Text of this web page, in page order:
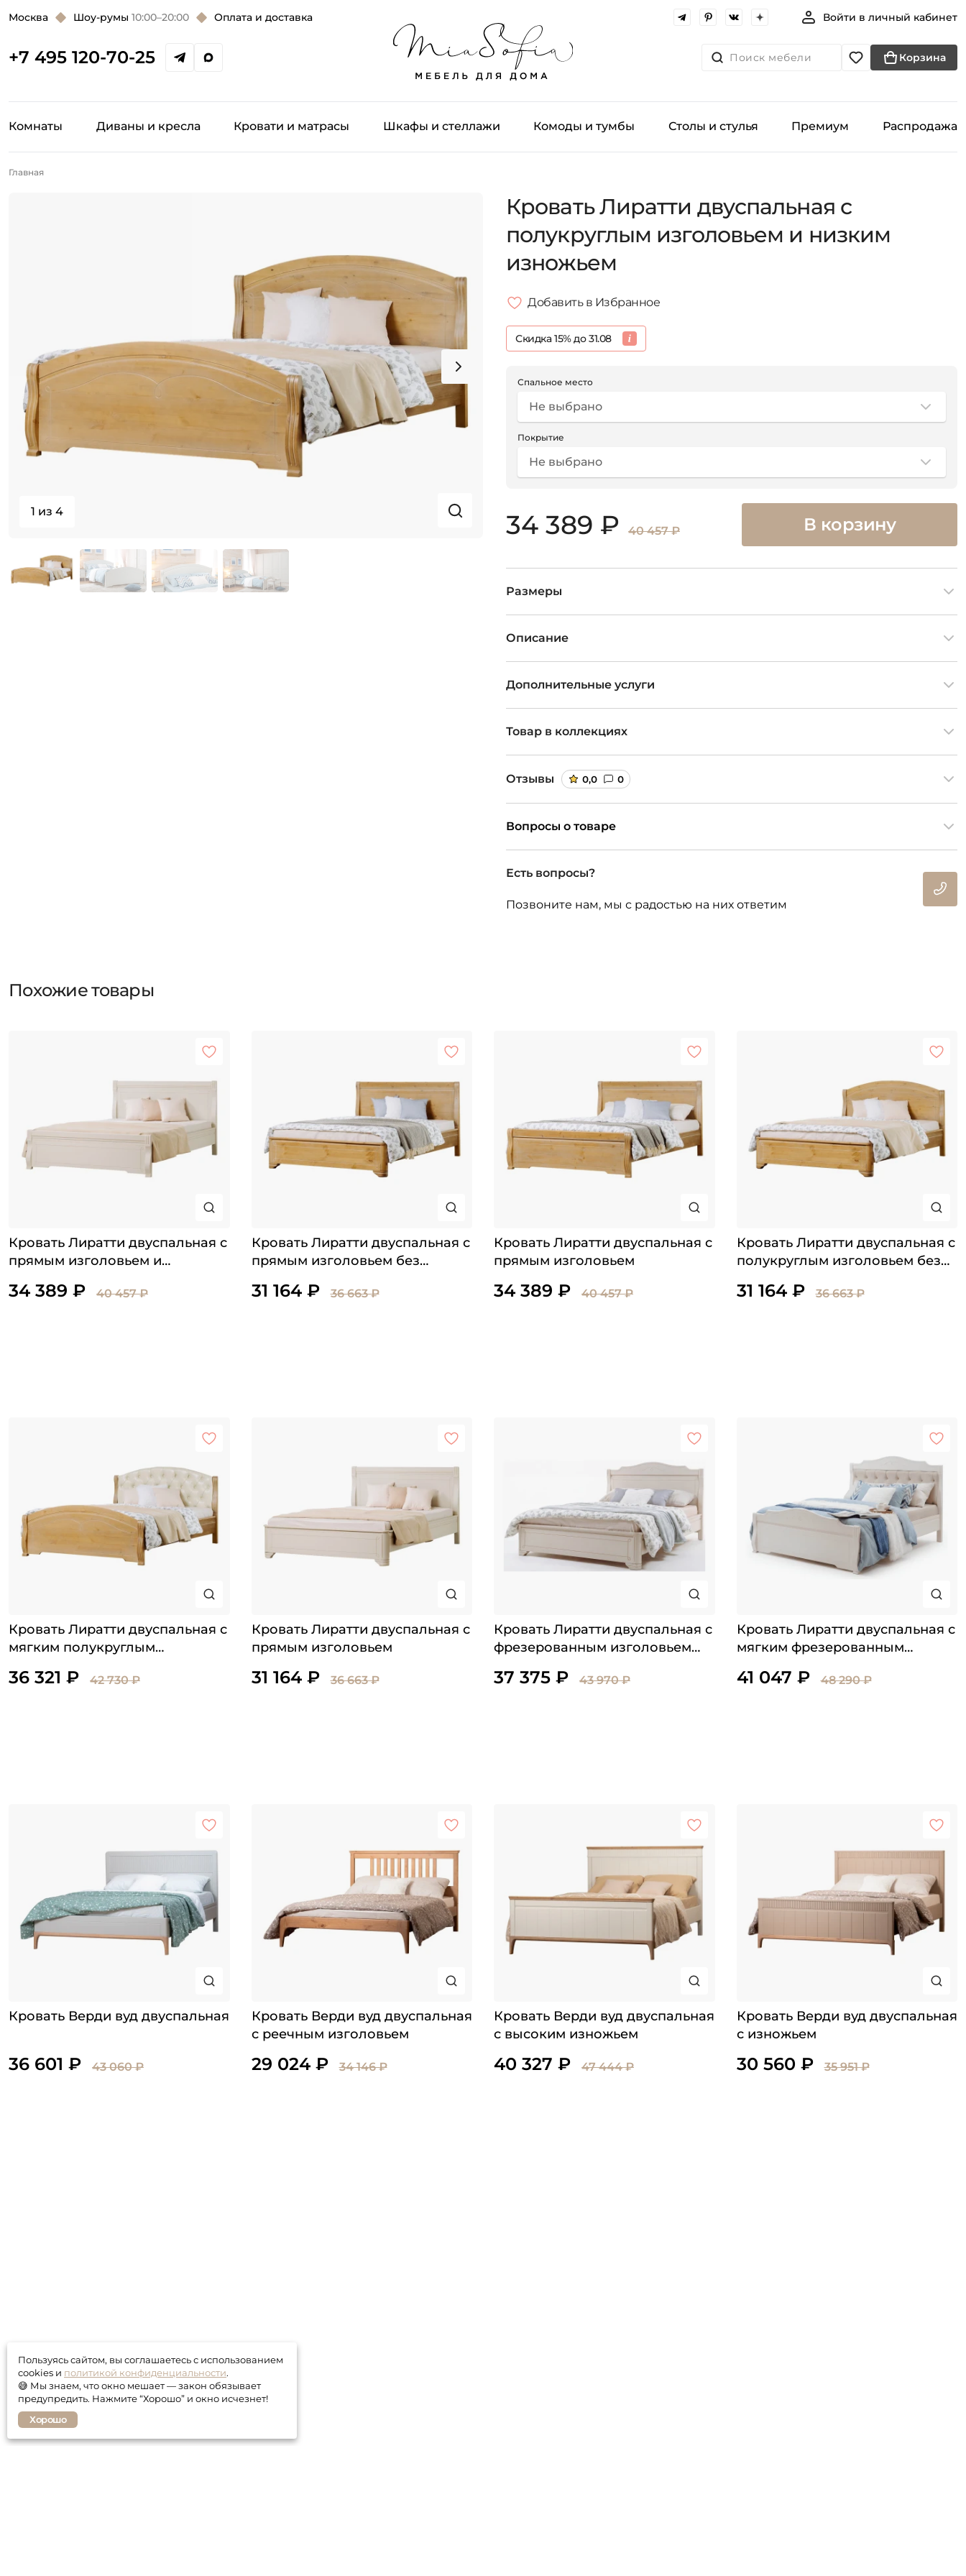
Москва Шоу-румы 10:00–20:00 Оплата и доставка Войти в личный кабинет
+7 495 120-70-25 Поиск мебели Корзина
Комнаты Диваны и кресла Кровати и матрасы Шкафы и стеллажи Комоды и тумбы Столы и стулья Премиум Распродажа
Главная
1 из 4
Кровать Лиратти двуспальная с
полукруглым изголовьем и низким
изножьем
Добавить в Избранное
Скидка 15% до 31.08
Спальное место
Не выбрано
Покрытие
Не выбрано
34 389 ₽ 40 457 ₽ В корзину
Размеры
Описание
Дополнительные услуги
Товар в коллекциях
Отзывы 0,0 0
Вопросы о товаре
Есть вопросы?
Позвоните нам, мы с радостью на них ответим
Похожие товары
Кровать Лиратти двуспальная с
прямым изголовьем и
34 389 ₽ 40 457 ₽
Кровать Лиратти двуспальная с
прямым изголовьем без
31 164 ₽ 36 663 ₽
Кровать Лиратти двуспальная с
прямым изголовьем
34 389 ₽ 40 457 ₽
Кровать Лиратти двуспальная с
полукруглым изголовьем без
31 164 ₽ 36 663 ₽
Кровать Лиратти двуспальная с
мягким полукруглым
36 321 ₽ 42 730 ₽
Кровать Лиратти двуспальная с
прямым изголовьем
31 164 ₽ 36 663 ₽
Кровать Лиратти двуспальная с
фрезерованным изголовьем
37 375 ₽ 43 970 ₽
Кровать Лиратти двуспальная с
мягким фрезерованным
41 047 ₽ 48 290 ₽
Кровать Верди вуд двуспальная
36 601 ₽ 43 060 ₽
Кровать Верди вуд двуспальная
с реечным изголовьем
29 024 ₽ 34 146 ₽
Кровать Верди вуд двуспальная
с высоким изножьем
40 327 ₽ 47 444 ₽
Кровать Верди вуд двуспальная
с изножьем
30 560 ₽ 35 951 ₽
Пользуясь сайтом, вы соглашаетесь с использованием
cookies и политикой конфиденциальности.
😅 Мы знаем, что окно мешает — закон обязывает
предупредить. Нажмите “Хорошо” и окно исчезнет!
Хорошо